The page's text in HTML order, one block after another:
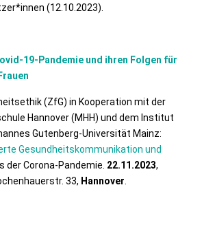
(12.10.2023).
19-Pandemie und ihren Folgen für
(ZfG) in Kooperation mit der
Hannover (MHH) und dem Institut
Gutenberg-Universität Mainz:
Gesundheitskommunikation und
der Corona-Pandemie. 22.11.2023,
33, Hannover